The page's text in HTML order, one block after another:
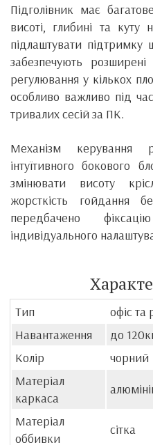
Підголівник має
висоті, глибині та куту
підлаштувати підтримку
забезпечують
регулювання у кількох
особливо важливо під
тривалих сесій за ПК.
Механізм керування
інтуїтивного бокового
змінювати висоту
жорсткість гойдання
передбачено
індивідуального
Тип
офіс та
Навантаження
до
Колір
чорний
Матеріал
каркаса
Матеріал
оббивки
сітка